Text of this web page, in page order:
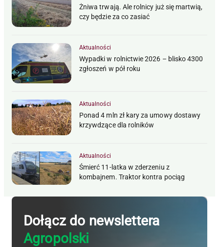
Żniwa trwają. Ale rolnicy już się martwią,
czy będzie za co zasiać
Aktualności
Wypadki w rolnictwie 2026 – blisko 4300
zgłoszeń w pół roku
Aktualności
Ponad 4 mln zł kary za umowy dostawy
krzywdzące dla rolników
Aktualności
Śmierć 11-latka w zderzeniu z
kombajnem. Traktor kontra pociąg
Dołącz do newslettera
Agropolski